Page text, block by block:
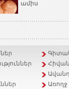
ամիս